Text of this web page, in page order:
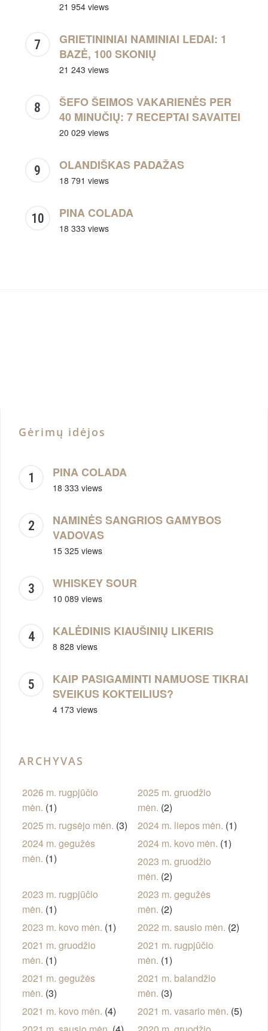
21 954 views
GRIETININIAI NAMINIAI LEDAI: 1
BAZĖ, 100 SKONIŲ
21 243 views
ŠEFO ŠEIMOS VAKARIENĖS PER
40 MINUČIŲ: 7 RECEPTAI SAVAITEI
20 029 views
OLANDIŠKAS PADAŽAS
18 791 views
PINA COLADA
18 333 views
Gėrimų idėjos
PINA COLADA
18 333 views
NAMINĖS SANGRIOS GAMYBOS
VADOVAS
15 325 views
WHISKEY SOUR
10 089 views
KALĖDINIS KIAUŠINIŲ LIKERIS
8 828 views
KAIP PASIGAMINTI NAMUOSE TIKRAI
SVEIKUS KOKTEILIUS?
4 173 views
ARCHYVAS
2026 m. rugpjūčio
mėn. (1)
2025 m. gruodžio
mėn. (2)
2025 m. rugsėjo mėn. (3) 2024 m. liepos mėn. (1)
2024 m. gegužės
mėn. (1)
2024 m. kovo mėn. (1)
2023 m. gruodžio
mėn. (2)
2023 m. rugpjūčio
mėn. (1)
2023 m. gegužės
mėn. (2)
2023 m. kovo mėn. (1) 2022 m. sausio mėn. (2)
2021 m. gruodžio
mėn. (1)
2021 m. rugpjūčio
mėn. (1)
2021 m. gegužės
mėn. (3)
2021 m. balandžio
mėn. (3)
2021 m. kovo mėn. (4) 2021 m. vasario mėn. (5)